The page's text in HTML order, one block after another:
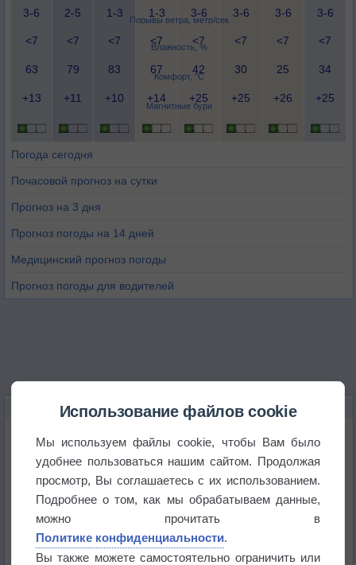
Порывы ветра, метр/сек
Влажность, %
Комфорт, °C
Магнитные бури
3-6
2-5
1-3
1-3
3-6
3-6
3-6
3-6
<7 <7 <7 <7 <7 <7 <7 <7
63 79 83 67 42 30 25 34
+13 +11 +10 +14 +25 +25 +26 +25
Погода сегодня
Почасовой прогноз на сутки
Прогноз на 3 дня
Прогноз погоды на 14 дней
Медицинский прогноз погоды
Прогноз погоды для водителей
НОВОЕ О ПОГОДЕ
Приложение построит маршрут через тень
Атмосфера начала замерзать
Использование файлов cookie
Мы используем файлы cookie, чтобы Вам было
удобнее пользоваться нашим сайтом. Продолжая
просмотр, Вы соглашаетесь с их использованием.
Подробнее о том, как мы обрабатываем данные,
можно прочитать в
Политике конфиденциальности.
Вы также можете самостоятельно ограничить или